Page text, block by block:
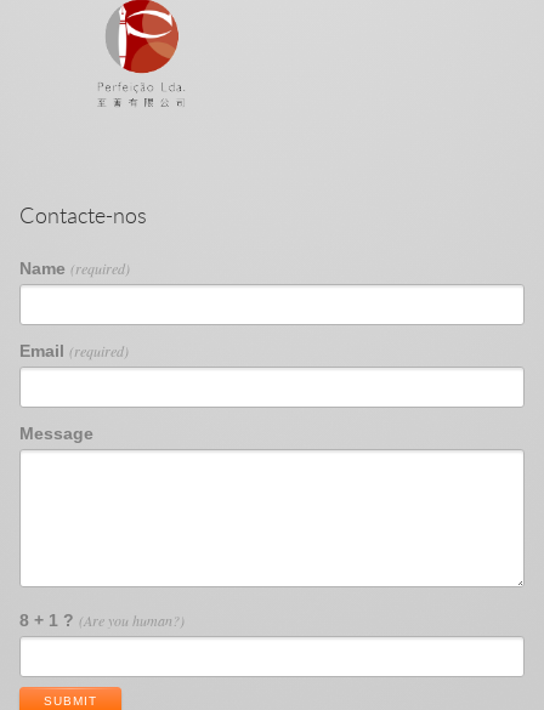
Contacte-nos
Name (required)
Email (required)
Message
8 + 1 ? (Are you human?)
SUBMIT